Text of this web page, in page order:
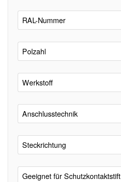
RAL-Nummer
Polzahl
Werkstoff
Anschlusstechnik
Steckrichtung
Geeignet für Schutzkontaktstift